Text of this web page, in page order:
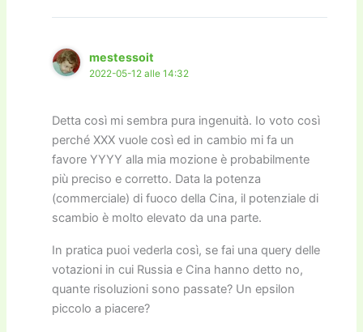
mestessoit
2022-05-12 alle 14:32
Detta così mi sembra pura ingenuità. Io voto così
perché XXX vuole così ed in cambio mi fa un
favore YYYY alla mia mozione è probabilmente
più preciso e corretto. Data la potenza
(commerciale) di fuoco della Cina, il potenziale di
scambio è molto elevato da una parte.
In pratica puoi vederla così, se fai una query delle
votazioni in cui Russia e Cina hanno detto no,
quante risoluzioni sono passate? Un epsilon
piccolo a piacere?